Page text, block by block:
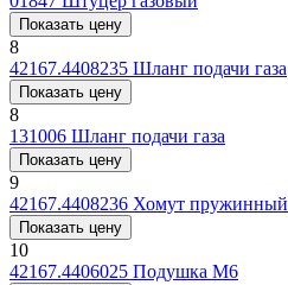
Показать цену
8
42167.4408235 Шланг подачи газа
Показать цену
8
131006 Шланг подачи газа
Показать цену
9
42167.4408236 Хомут пружинный
Показать цену
10
42167.4406025 Подушка М6